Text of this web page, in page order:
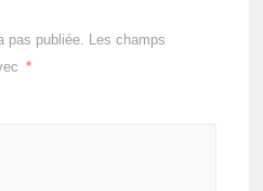
pas publiée. Les champs
*